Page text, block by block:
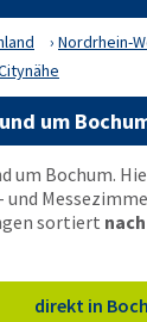
Nordrhein-
um
um Bochum.
und
sortiert
direkt in